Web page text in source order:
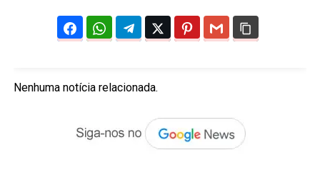
Nenhuma notícia relacionada.